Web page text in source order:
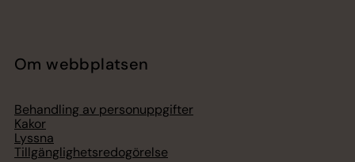
Om webbplatsen
Behandling av personuppgifter
Kakor
Lyssna
Tillgänglighetsredogörelse